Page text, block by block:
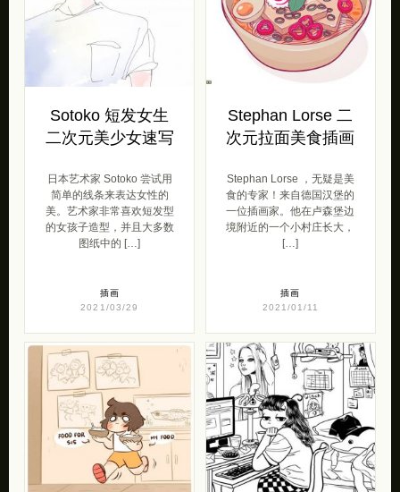
Sotoko 短发女生
二次元美少女速写
日本艺术家 Sotoko 尝试用
简单的线条来表达女性的
美。艺术家非常喜欢短发型
的女孩子造型，并且大多数
图纸中的 […]
插画
2021/03/29
Stephan Lorse 二
次元拉面美食插画
Stephan Lorse ，无疑是美
食的专家！来自德国汉堡的
一位插画家。他在卢森堡边
境附近的一个小村庄长大，
[…]
插画
2021/01/11